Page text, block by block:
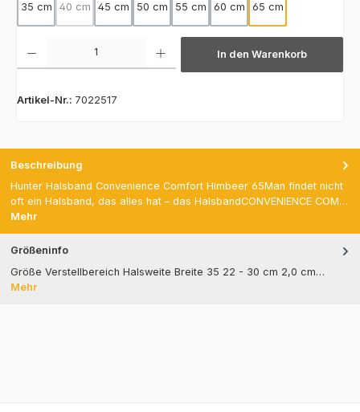
35 cm 40 cm
(Diese Option ist zurzeit nicht verfügbar.)
45 cm 50 cm 55 cm 60 cm 65 cm
In den Warenkorb
Artikel-Nr.: 7022517
Beschreibung
Hunter Halsband Convenience Comfort Himbeer 65Man findet nicht
oft ein Halsband, das alles hat – das HalsbandCONVENIENCE COM…
Mehr
Größeninfo
Größe Verstellbereich Halsweite Breite 35 22 - 30 cm 2,0 cm…
Mehr